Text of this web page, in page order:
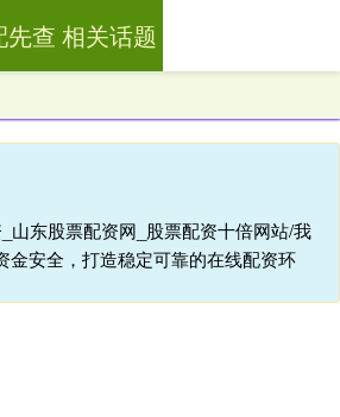
山东股票配资网_股票配资十倍网站/我
金安全，打造稳定可靠的在线配资环
先查 相关话题